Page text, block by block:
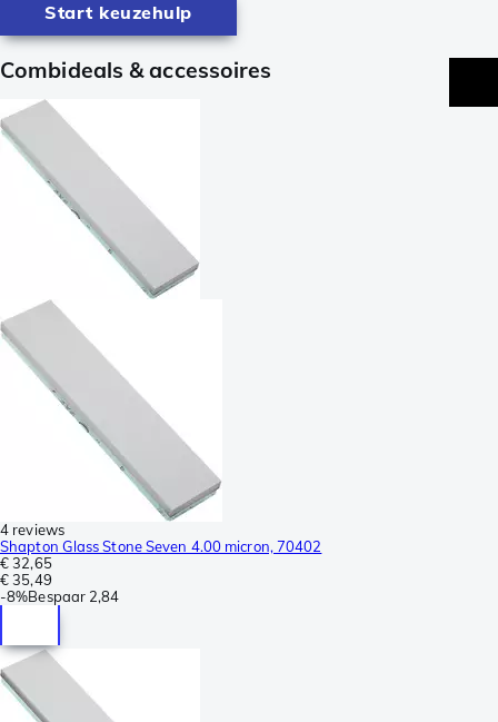
Start keuzehulp
Combideals & accessoires
4 reviews
Shapton Glass Stone Seven 4.00 micron, 70402
€ 32,65
€ 35,49
-8%Bespaar 2,84